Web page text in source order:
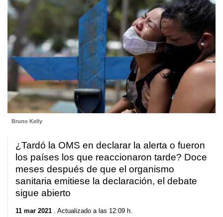
Bruno Kelly
¿Tardó la OMS en declarar la alerta o fueron
los países los que reaccionaron tarde? Doce
meses después de que el organismo
sanitaria emitiese la declaración, el debate
sigue abierto
11 mar 2021 . Actualizado a las 12:09 h.